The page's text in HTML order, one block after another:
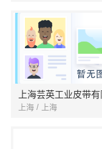
上海 / 上海